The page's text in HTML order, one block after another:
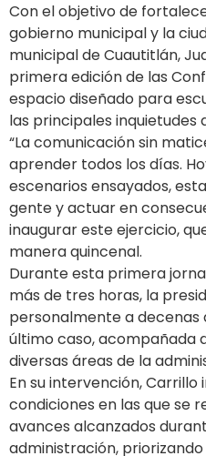
Con el objetivo de
gobierno municipal y la
municipal de Cuautitlán,
primera edición de las
espacio diseñado para
las principales inquietudes
“La comunicación sin
aprender todos los días.
escenarios ensayados,
gente y actuar en
inaugurar este ejercicio,
manera quincenal.
Durante esta primera
más de tres horas, la
personalmente a decenas
último caso, acompañada
diversas áreas de la
En su intervención,
condiciones en las que se
avances alcanzados
administración,